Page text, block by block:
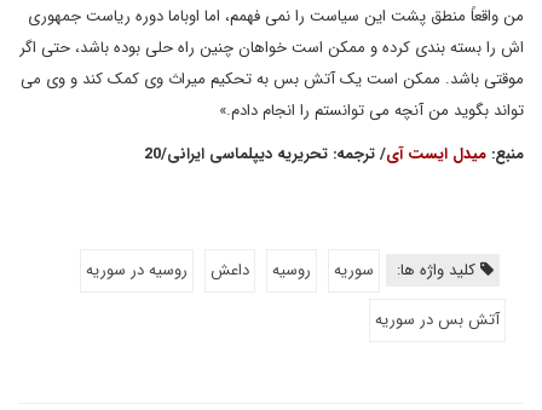
من واقعاً منطق پشت این سیاست را نمی فهمم، اما اوباما دوره ریاست جمهوری
اش را بسته بندی کرده و ممکن است خواهان چنین راه حلی بوده باشد، حتی اگر
موقتی باشد. ممکن است یک آتش بس به تحکیم میراث وی کمک کند و وی می
تواند بگوید من آنچه می توانستم را انجام دادم.»
منبع: میدل ایست آی/ ترجمه: تحریریه دیپلماسی ایرانی/20
کلید واژه ها: سوريه روسيه داعش
روسیه در سوریه
آتش بس در سوریه